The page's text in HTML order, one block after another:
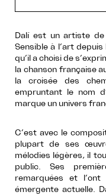
Dalí est un artiste
Sensible à l’art
qu’il a choisi de
la chanson française
la croisée des
empruntant le nom
marque un univers
C’est avec le
plupart de ses
mélodies légères, il
public. Ses
remarquées et
émergente actuelle.